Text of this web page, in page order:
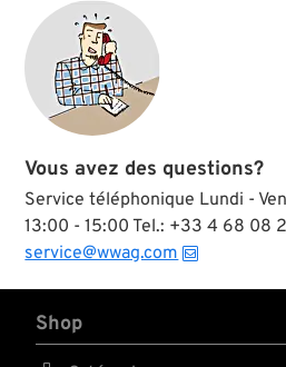
Vous avez des questions?
Service téléphonique Lundi -
13:00 - 15:00 Tel.: +33 4 68 08
service@wwag.com
Shop